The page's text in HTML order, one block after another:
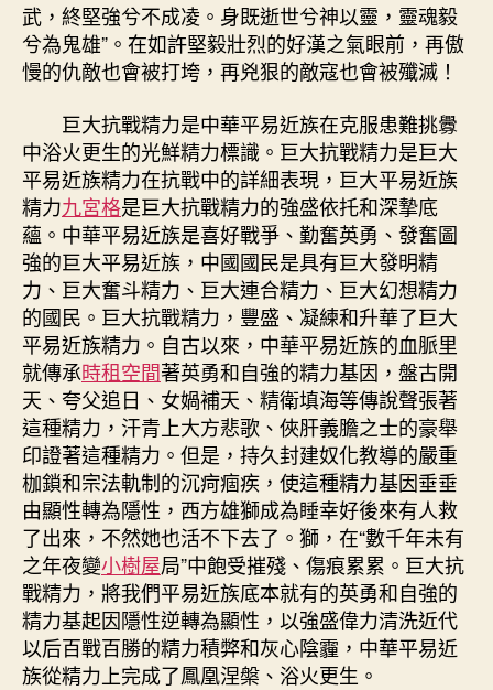
武，終堅強兮不成凌。身既逝世兮神以靈，靈魂毅
兮為鬼雄”。在如許堅毅壯烈的好漢之氣眼前，再傲
慢的仇敵也會被打垮，再兇狠的敵寇也會被殲滅！
巨大抗戰精力是中華平易近族在克服患難挑釁
中浴火更生的光鮮精力標識。巨大抗戰精力是巨大
平易近族精力在抗戰中的詳細表現，巨大平易近族
精力九宮格是巨大抗戰精力的強盛依托和深摯底
蘊。中華平易近族是喜好戰爭、勤奮英勇、發奮圖
強的巨大平易近族，中國國民是具有巨大發明精
力、巨大奮斗精力、巨大連合精力、巨大幻想精力
的國民。巨大抗戰精力，豐盛、凝練和升華了巨大
平易近族精力。自古以來，中華平易近族的血脈里
就傳承時租空間著英勇和自強的精力基因，盤古開
天、夸父追日、女媧補天、精衛填海等傳說聲張著
這種精力，汗青上大方悲歌、俠肝義膽之士的豪舉
印證著這種精力。但是，持久封建奴化教導的嚴重
枷鎖和宗法軌制的沉疴痼疾，使這種精力基因垂垂
由顯性轉為隱性，西方雄獅成為睡幸好後來有人救
了出來，不然她也活不下去了。獅，在“數千年未有
之年夜變小樹屋局”中飽受摧殘、傷痕累累。巨大抗
戰精力，將我們平易近族底本就有的英勇和自強的
精力基起因隱性逆轉為顯性，以強盛偉力清洗近代
以后百戰百勝的精力積弊和灰心陰霾，中華平易近
族從精力上完成了鳳凰涅槃、浴火更生。